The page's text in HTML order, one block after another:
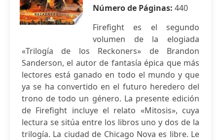
Número de Páginas: 440
Firefight es el segundo
volumen de la elogiada
«Trilogía de los Reckoners» de Brandon
Sanderson, el autor de fantasía épica que más
lectores está ganado en todo el mundo y que
ya se ha convertido en el futuro heredero del
trono de todo un género. La presente edición
de Firefight incluye el relato «Mitosis», cuya
lectura se sitúa entre los libros uno y dos de la
trilogía. La ciudad de Chicago Nova es libre. Le